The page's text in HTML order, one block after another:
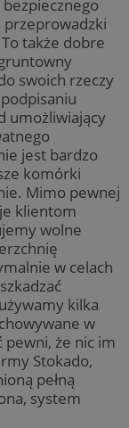
przeprowadzki
także dobre
swoich rzeczy
umożliwiający
jest bardzo
komórki
Mimo pewnej
klientom
wolne
w celach
kilka
w
że nic im
Stokado,
pełną
system